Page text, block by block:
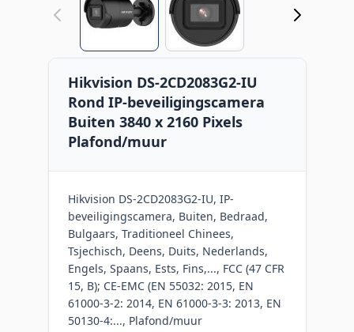
Hikvision DS-2CD2083G2-IU
Rond IP-beveiligingscamera
Buiten 3840 x 2160 Pixels
Plafond/muur
Hikvision DS-2CD2083G2-IU, IP-
beveiligingscamera, Buiten, Bedraad,
Bulgaars, Traditioneel Chinees,
Tsjechisch, Deens, Duits, Nederlands,
Engels, Spaans, Ests, Fins,..., FCC (47 CFR
15, B); CE-EMC (EN 55032: 2015, EN
61000-3-2: 2014, EN 61000-3-3: 2013, EN
50130-4:..., Plafond/muur